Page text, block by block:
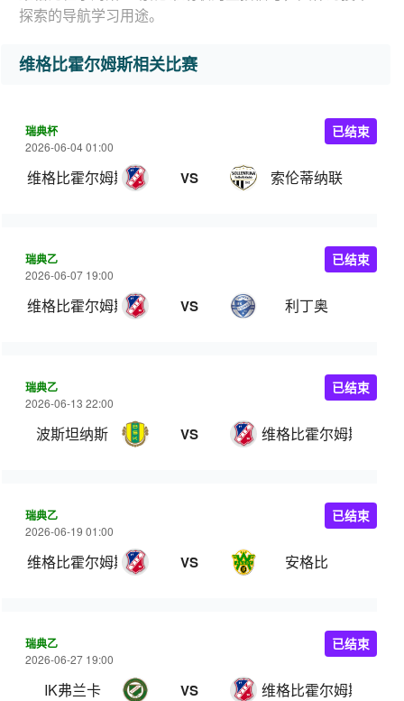
探索的导航学习用途。
维格比霍尔姆斯相关比赛
瑞典杯
2026-06-04 01:00
维格比霍尔姆斯 VS 索伦蒂纳联
已结束
瑞典乙
2026-06-07 19:00
维格比霍尔姆斯 VS 利丁奥
已结束
瑞典乙
2026-06-13 22:00
波斯坦纳斯 VS 维格比霍尔姆斯
已结束
瑞典乙
2026-06-19 01:00
维格比霍尔姆斯 VS 安格比
已结束
瑞典乙
2026-06-27 19:00
IK弗兰卡 VS 维格比霍尔姆斯
已结束